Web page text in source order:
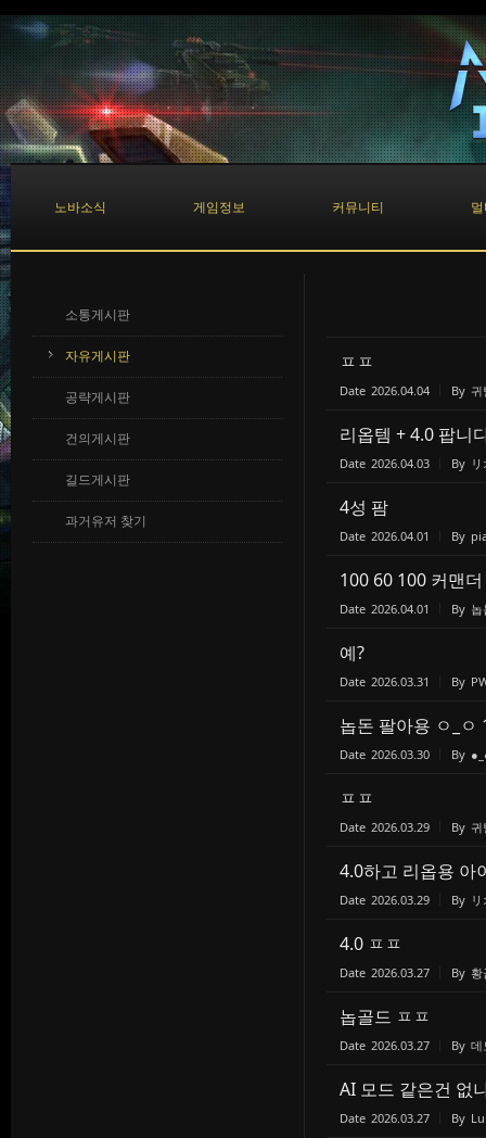
노바소식 게임정보 커뮤니티
소통게시판
자유게시판
공략게시판
건의게시판
길드게시판
과거유저 찾기
ㅍㅍ
Date 2026.04.04 By 귀
리옵템 + 4.0 팝니
Date 2026.04.03 By
4성 팜
Date 2026.04.01 By
100 60 100 커맨
Date 2026.04.01 By
예?
Date 2026.03.31 By
놉돈 팔아용 ㅇ_ㅇ
Date 2026.03.30 By
ㅍㅍ
Date 2026.03.29 By 귀
4.0하고 리옵용 아
Date 2026.03.29 By
4.0 ㅍㅍ
Date 2026.03.27 By 황
놉골드 ㅍㅍ
Date 2026.03.27 By 데
AI 모드 같은건 없
Date 2026.03.27 By
Sketchbook5, 스케치북5
Sketchbook5, 스케치북5